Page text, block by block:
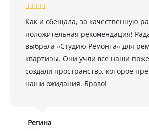
Как и обещала, за качественную
положительная рекомендация!
выбрала «Студию Ремонта» для
квартиры. Они учли все наши
создали пространство, которое
наши ожидания. Браво!
Регина